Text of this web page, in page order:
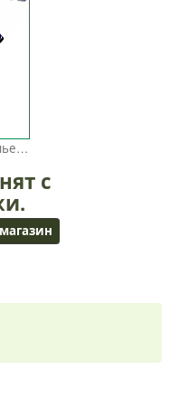
Горелка газовая Kovea Vulcan Stove с пьезоподжигом квадратная
с